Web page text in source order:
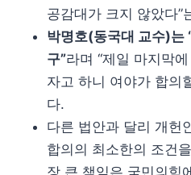
공감대가 크지 않았다”
박명호(동국대 교수)는
구”라며 “제일 마지막
자고 하니 여야가 합의
다.
다른 법안과 달리 개헌
합의의 최소한의 조건
장 큰 책임은 국민의힘